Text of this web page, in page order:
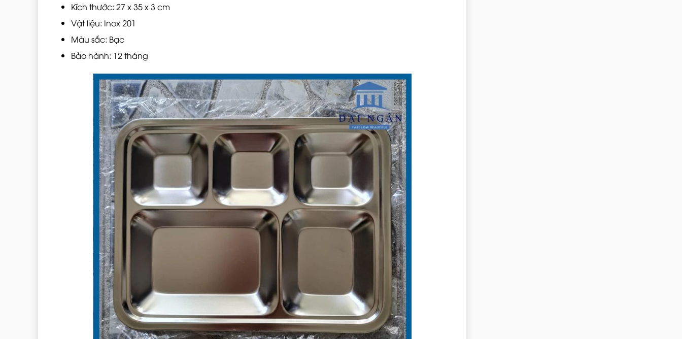
Kích thước: 27 x 35 x 3 cm
Vật liệu: Inox 201
Màu sắc: Bạc
Bảo hành: 12 tháng